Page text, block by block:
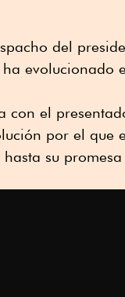
del
evolucionado
con el
por el que
su